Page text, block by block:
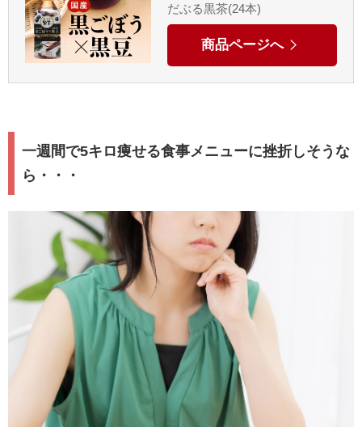
だぶる黒茶(24本)
商品ページへ
一週間で5キロ痩せる食事メニューに挫折しそうな
ら・・・